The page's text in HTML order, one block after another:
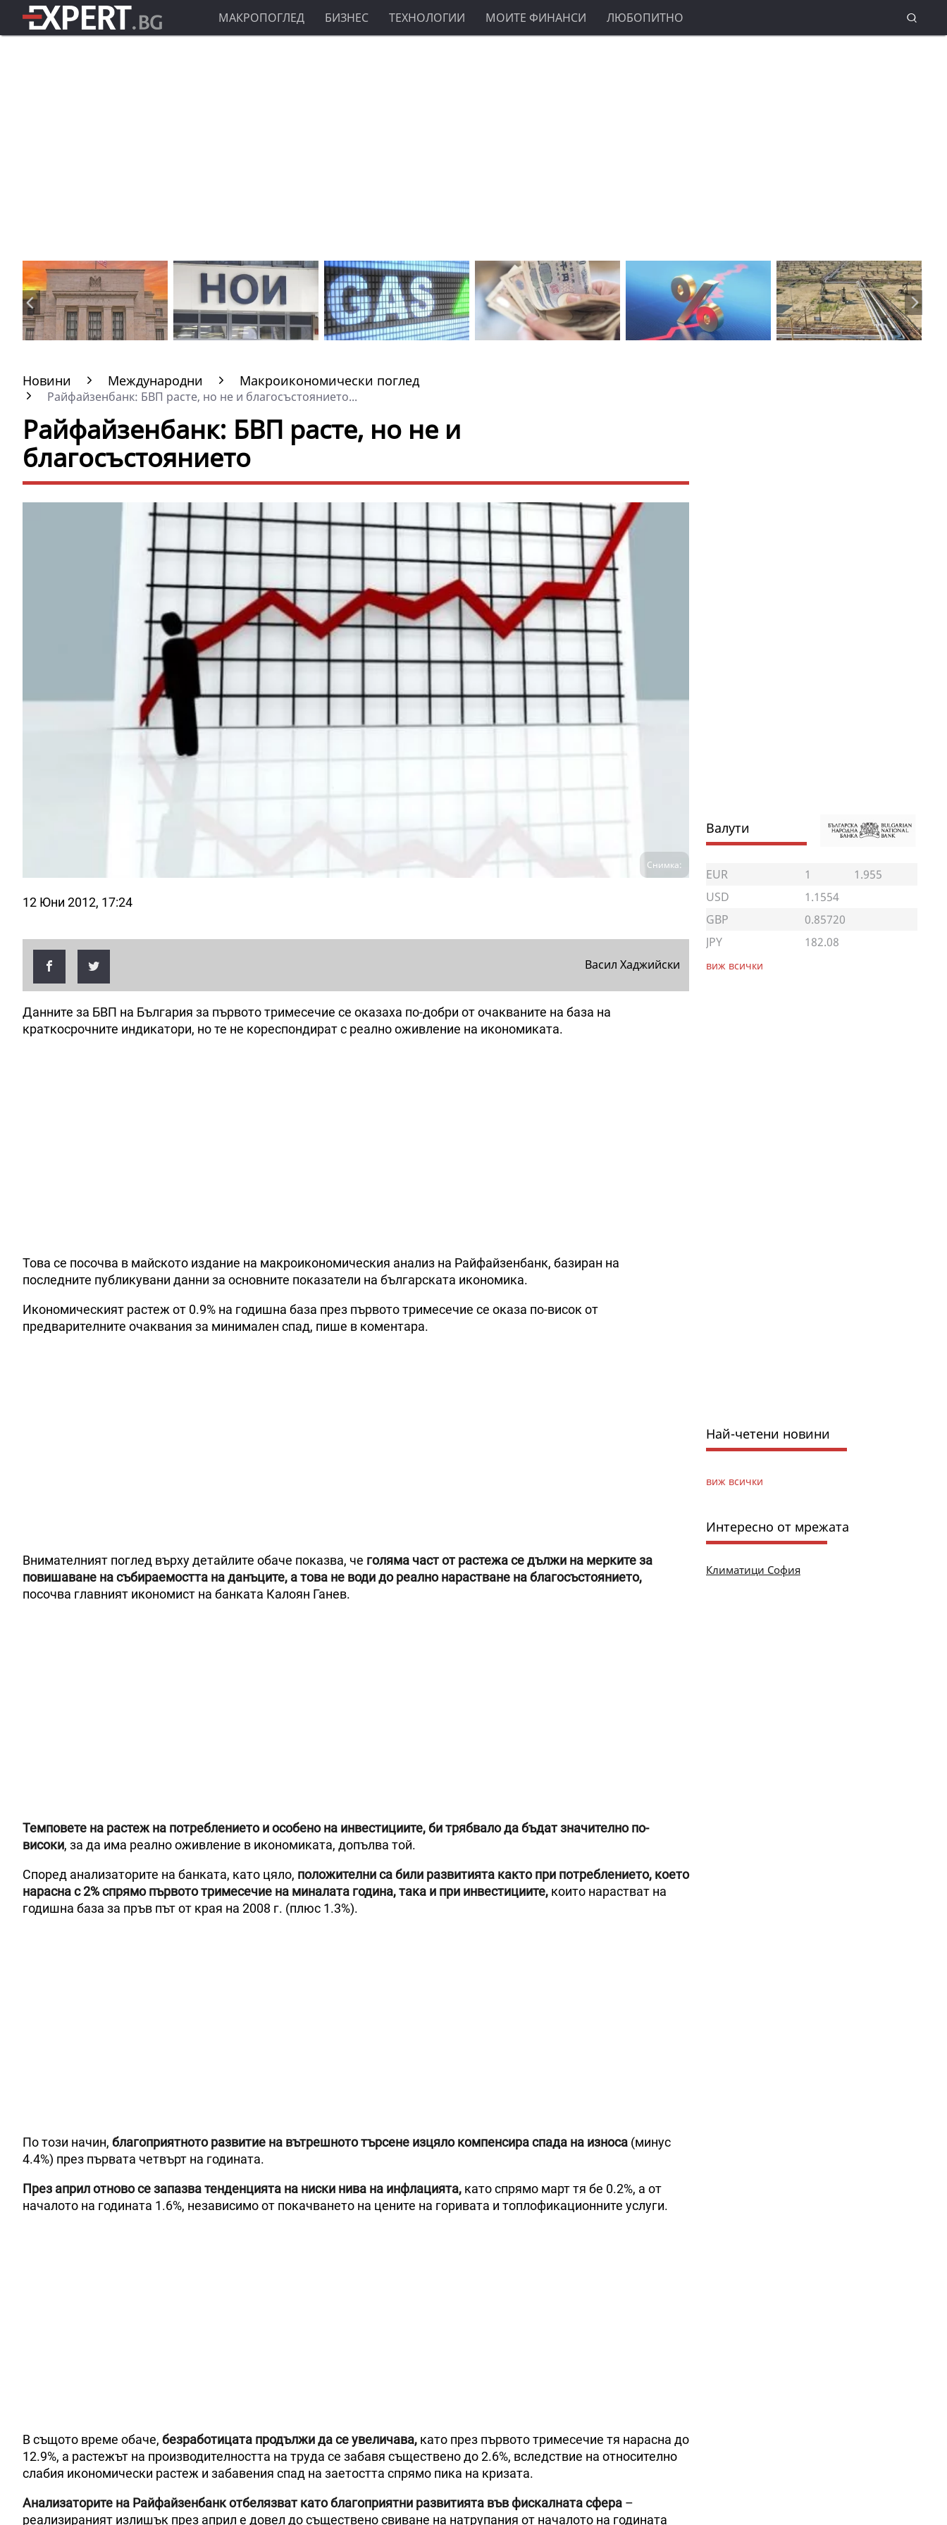
МАКРОПОГЛЕД БИЗНЕС ТЕХНОЛОГИИ МОИТЕ ФИНАНСИ ЛЮБОПИТНО
Новини Международни Макроикономически поглед
Райфайзенбанк: БВП расте, но не и благосъстоянието...
Райфайзенбанк: БВП расте, но не и
благосъстоянието
Снимка:
12 Юни 2012, 17:24
Васил Хаджийски
Данните за БВП на България за първото тримесечие се оказаха по-добри от очакваните на база на
краткосрочните индикатори, но те не кореспондират с реално оживление на икономиката.
Това се посочва в майското издание на макроикономическия анализ на Райфайзенбанк, базиран на
последните публикувани данни за основните показатели на българската икономика.
Икономическият растеж от 0.9% на годишна база през първото тримесечие се оказа по-висок от
предварителните очаквания за минимален спад, пише в коментара.
Внимателният поглед върху детайлите обаче показва, че голяма част от растежа се дължи на мерките за
повишаване на събираемостта на данъците, а това не води до реално нарастване на благосъстоянието,
посочва главният икономист на банката Калоян Ганев.
Темповете на растеж на потреблението и особено на инвестициите, би трябвало да бъдат значително по-
високи, за да има реално оживление в икономиката, допълва той.
Според анализаторите на банката, като цяло, положителни са били развитията както при потреблението, което
нарасна с 2% спрямо първото тримесечие на миналата година, така и при инвестициите, които нарастват на
годишна база за пръв път от края на 2008 г. (плюс 1.3%).
По този начин, благоприятното развитие на вътрешното търсене изцяло компенсира спада на износа (минус
4.4%) през първата четвърт на годината.
През април отново се запазва тенденцията на ниски нива на инфлацията, като спрямо март тя бе 0.2%, а от
началото на годината 1.6%, независимо от покачването на цените на горивата и топлофикационните услуги.
В същото време обаче, безработицата продължи да се увеличава, като през първото тримесечие тя нарасна до
12.9%, а растежът на производителността на труда се забавя съществено до 2.6%, вследствие на относително
слабия икономически растеж и забавения спад на заетостта спрямо пика на кризата.
Анализаторите на Райфайзенбанк отбелязват като благоприятни развитията във фискалната сфера –
реализираният излишък през април е довел до съществено свиване на натрупания от началото на годината
Валути
EUR 1
1.955
USD
1.1554
GBP
0.85720
JPY
182.08
виж всички
Най-четени новини
виж всички
Интересно от мрежата
Климатици София